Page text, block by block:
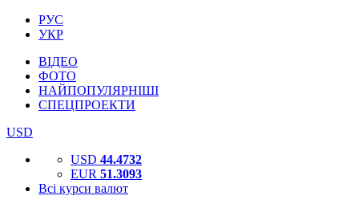
РУС
УКР
ВІДЕО
ФОТО
НАЙПОПУЛЯРНІШІ
СПЕЦПРОЕКТИ
USD
USD 44.4732
EUR 51.3093
Всі курси валют